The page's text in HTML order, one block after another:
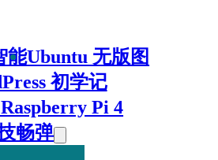
能Ubuntu 无版图
初学记
Pi 4
畅弹